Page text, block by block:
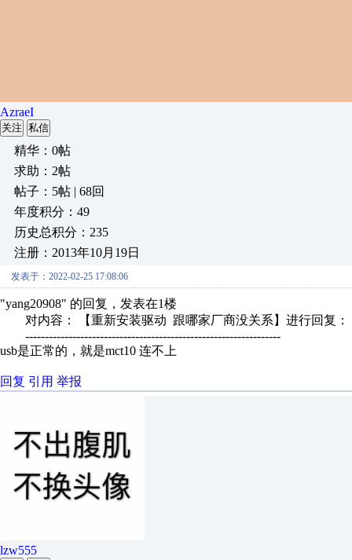
AzraeI
关注 私信
精华：0帖
求助：2帖
帖子：5帖 | 68回
年度积分：49
历史总积分：235
注册：2013年10月19日
发表于：2022-02-25 17:08:06
"yang20908" 的回复，发表在1楼
对内容： 【重新安装驱动 跟哪家厂商没关系】进行回复：
-----------------------------------------------------------------
usb是正常的，就是mct10 连不上
回复 引用 举报
lzw555